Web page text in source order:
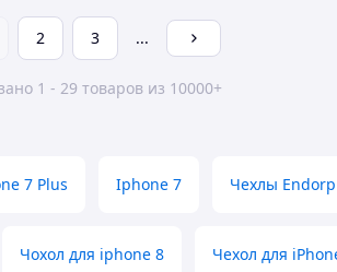
2 3 ...
1 - 29 товаров из 10000+
7 Plus Iphone 7 Чехлы
Чохол для iphone 8 Чехол для